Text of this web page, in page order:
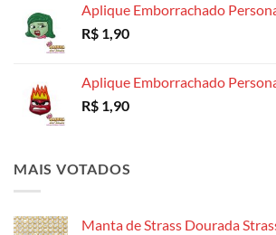
Aplique Emborrachado
R$ 1,90
Aplique Emborrachado
R$ 1,90
MAIS VOTADOS
Manta de Strass Dourada